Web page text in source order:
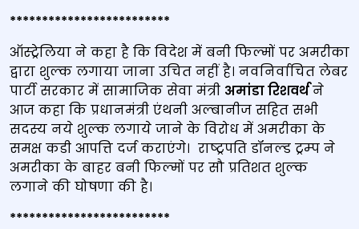
*************************
ऑस्‍ट्रेलिया ने कहा है कि विदेश में बनी फिल्‍मों पर अमरीका
द्वारा शुल्‍क लगाया जाना उचित नहीं है। नवनिर्वाचित लेबर
पार्टी सरकार में सामाजिक सेवा मंत्री अमांडा रिशवर्थने
आज कहा कि प्रधानमंत्री एंथनी अल्‍बानीज सहित सभी
सदस्‍य नये शुल्‍क लगाये जाने के विरोध में अमरीका के
समक्ष कडी आपत्ति दर्ज कराएंगे। राष्‍ट्रपति डॉनल्‍ड ट्रम्‍प ने
अमरीका के बाहर बनी फिल्‍मों पर सौ प्रतिशत शुल्‍क
लगाने की घोषणा की है।
*************************